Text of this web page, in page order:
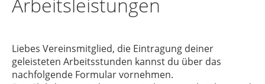
Liebes Vereinsmitglied, die Eintragung deiner
geleisteten Arbeitsstunden kannst du über das
nachfolgende Formular vornehmen.